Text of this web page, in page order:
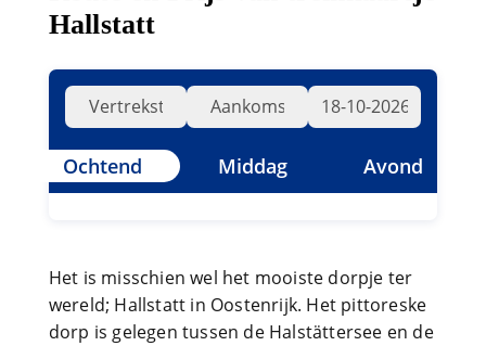
Hallstatt
Ochtend Middag Avond
Het is misschien wel het mooiste dorpje ter
wereld; Hallstatt in Oostenrijk. Het pittoreske
dorp is gelegen tussen de Halstättersee en de